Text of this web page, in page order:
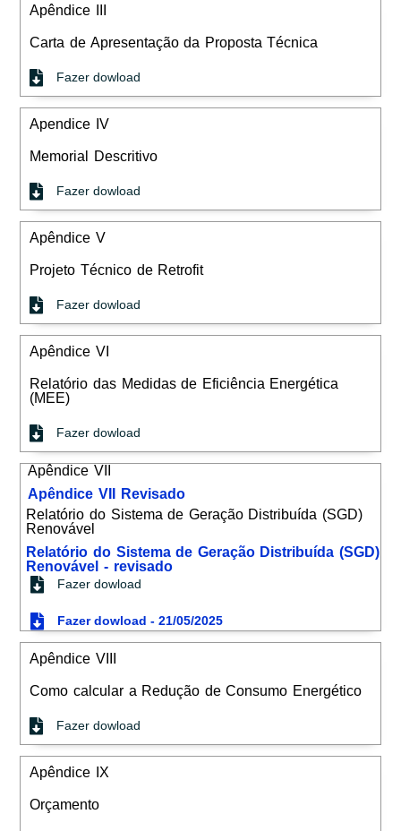
Apêndice III
Carta de Apresentação da Proposta Técnica
Fazer dowload
Apendice IV
Memorial Descritivo
Fazer dowload
Apêndice V
Projeto Técnico de Retrofit
Fazer dowload
Apêndice VI
Relatório das Medidas de Eficiência Energética
(MEE)
Fazer dowload
Apêndice VII
Apêndice VII Revisado
Relatório do Sistema de Geração Distribuída (SGD)
Renovável
Relatório do Sistema de Geração Distribuída (SGD)
Renovável - revisado
Fazer dowload
Fazer dowload - 21/05/2025
Apêndice VIII
Como calcular a Redução de Consumo Energético
Fazer dowload
Apêndice IX
Orçamento